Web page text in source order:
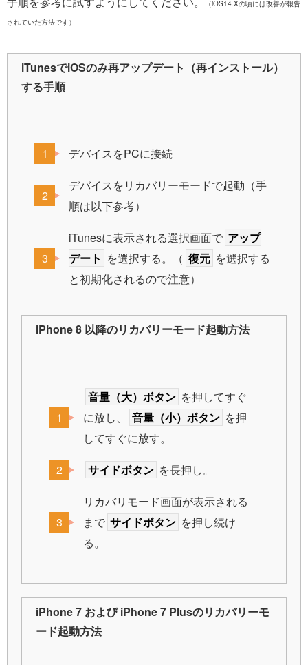
（iOS14.Xの頃には改善が報告
されていた方法です）
iTunesでiOSのみ再アップデート（再インストール）
する手順
デバイスをPCに接続
デバイスをリカバリーモードで起動（手
順は以下参考）
iTunesに表示される選択画面で アップ
デート を選択する。（ 復元 を選択する
と初期化されるので注意）
iPhone 8 以降のリカバリーモード起動方法
音量（大）ボタン を押してすぐ
に放し、
音量（小）ボタン を押
してすぐに放す。
サイドボタン を長押し。
リカバリモード画面が表示される
まで サイドボタン を押し続け
る。
iPhone 7 および iPhone 7 Plusのリカバリーモ
ード起動方法